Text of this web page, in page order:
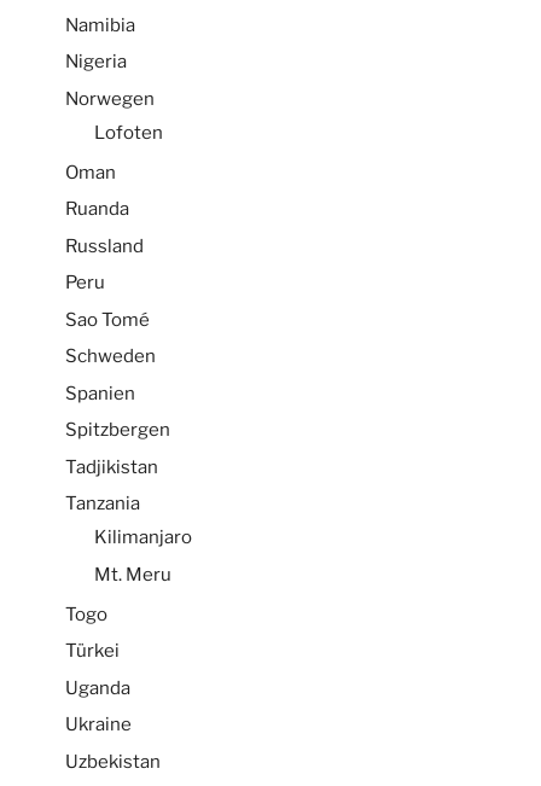
Namibia
Nigeria
Norwegen
Lofoten
Oman
Ruanda
Russland
Peru
Sao Tomé
Schweden
Spanien
Spitzbergen
Tadjikistan
Tanzania
Kilimanjaro
Mt. Meru
Togo
Türkei
Uganda
Ukraine
Uzbekistan